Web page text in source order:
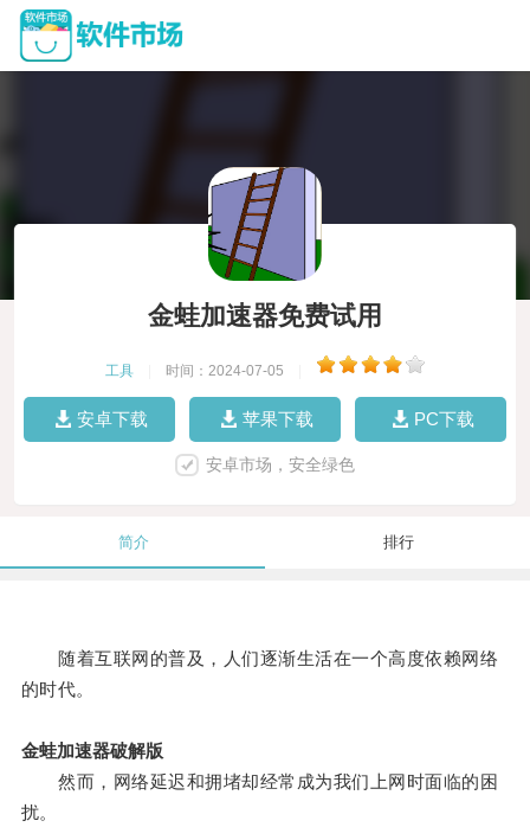
金蛙加速器免费试用
工具 时间：2024-07-05
安卓下载 苹果下载 PC下载
安卓市场，安全绿色
简介 排行
随着互联网的普及，人们逐渐生活在一个高度依赖网络
的时代。
金蛙加速器破解版
然而，网络延迟和拥堵却经常成为我们上网时面临的困
扰。